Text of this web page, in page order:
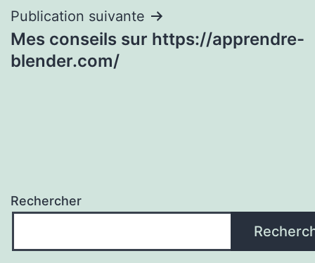
Publication suivante
Mes conseils sur https://apprendre-
blender.com/
Rechercher